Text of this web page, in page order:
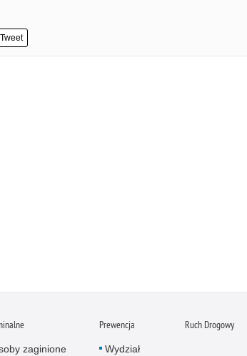
Tweet
zaginione
Prewencja
Wydział
Ruch Drogowy